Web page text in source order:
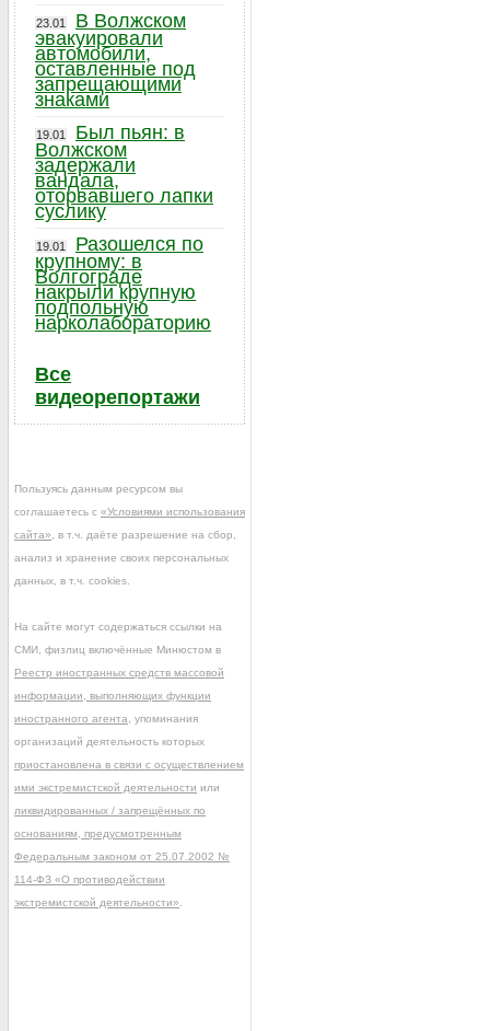
23.01
В Волжском
эвакуировали
автомобили,
оставленные под
запрещающими
знаками
19.01
Был пьян: в
Волжском
задержали
вандала,
оторвавшего лапки
суслику
19.01
Разошелся по
крупному: в
Волгограде
накрыли крупную
подпольную
нарколабораторию
Все
видеорепортажи
Пользуясь данным ресурсом вы
соглашаетесь с «Условиями использования
сайта» , в т.ч. даёте разрешение на сбор,
анализ и хранение своих персональных
данных, в т.ч. cookies.
На сайте могут содержаться ссылки на
СМИ, физлиц включённые Минюстом в
Реестр иностранных средств массовой
информации, выполняющих функции
иностранного агента , упоминания
организаций деятельность которых
приостановлена в связи с осуществлением
ими экстремистской деятельности или
ликвидированных / запрещённых по
основаниям, предусмотренным
Федеральным законом от 25.07.2002 №
114-ФЗ «О противодействии
экстремистской деятельности»